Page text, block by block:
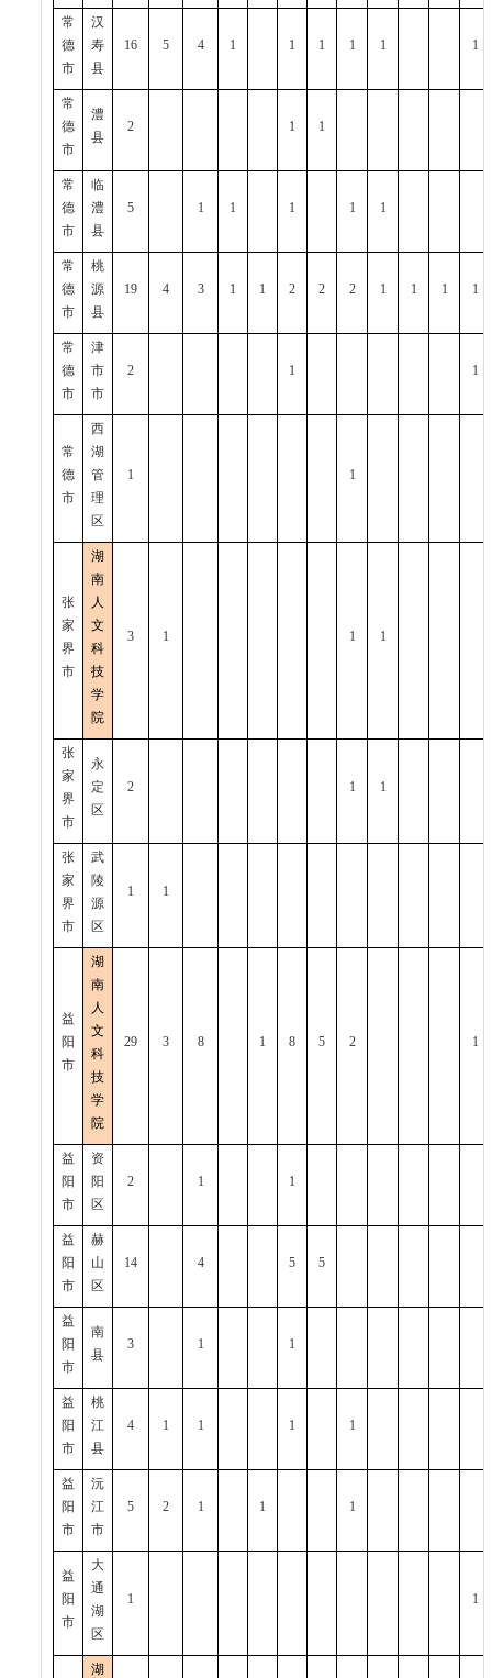
常
德
市
汉
寿
县
16 5 4 1 1 1 1 1 1
常
德
市
澧
县
2 1 1
常
德
市
临
澧
县
5 1 1 1 1 1
常
德
市
桃
源
县
19 4 3 1 1 2 2 2 1 1 1 1
常
德
市
津
市
市
2 1 1
常
德
市
西
湖
管
理
区
1 1
张
家
界
市
湖
南
人
文
科
技
学
院
3 1 1 1
张
家
界
市
永
定
区
2 1 1
张
家
界
市
武
陵
源
区
1 1
益
阳
市
湖
南
人
文
科
技
学
院
29 3 8 1 8 5 2 1
益
阳
市
资
阳
区
2 1 1
益
阳
市
赫
山
区
14 4 5 5
益
阳
市
南
县
3 1 1
益
阳
市
桃
江
县
4 1 1 1 1
益
阳
市
沅
江
市
5 2 1 1 1
益
阳
市
大
通
湖
区
1 1
湖